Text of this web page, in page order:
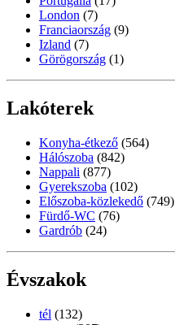
London (7)
Franciaország (9)
Izland (7)
Görögország (1)
Lakóterek
Konyha-étkező (564)
Hálószoba (842)
Nappali (877)
Gyerekszoba (102)
Előszoba-közlekedő (749)
Fürdő-WC (76)
Gardrób (24)
Évszakok
tél (132)